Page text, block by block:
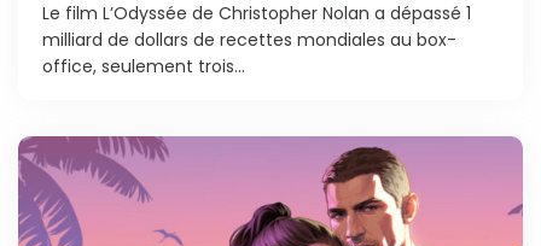
Le film L’Odyssée de Christopher Nolan a dépassé 1
milliard de dollars de recettes mondiales au box-
office, seulement trois...